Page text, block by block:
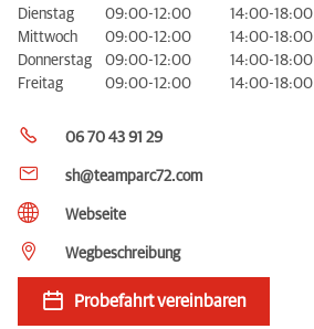
Dienstag
09:00-12:00
14:00-18:00
Mittwoch
09:00-12:00
14:00-18:00
Donnerstag
09:00-12:00
14:00-18:00
Freitag
09:00-12:00 14:00-18:00
06 70 43 91 29
sh@teamparc72.com
Webseite
Wegbeschreibung
Probefahrt vereinbaren